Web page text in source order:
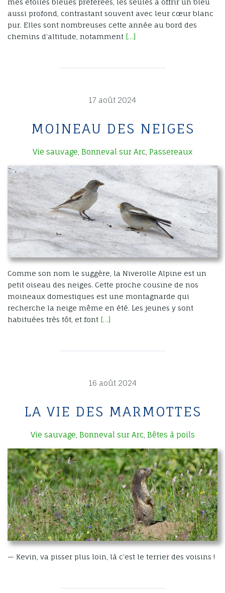
mes étoiles bleues préférées, les seules à offrir un bleu
aussi profond, contrastant souvent avec leur cœur blanc
pur. Elles sont nombreuses cette année au bord des
chemins d’altitude, notamment […]
17 août 2024
MOINEAU DES NEIGES
Vie sauvage Bonneval sur Arc Passereaux
Comme son nom le suggère, la Niverolle Alpine est un
petit oiseau des neiges. Cette proche cousine de nos
moineaux domestiques est une montagnarde qui
recherche la neige même en été. Les jeunes y sont
habituées très tôt, et font […]
16 août 2024
LA VIE DES MARMOTTES
Vie sauvage Bonneval sur Arc, Bêtes à poils
— Kevin, va pisser plus loin, là c’est le terrier des voisins !